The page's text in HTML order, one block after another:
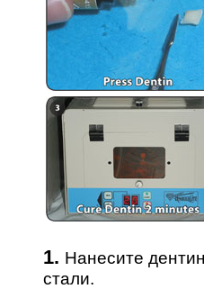
1. Нанесите
стали.